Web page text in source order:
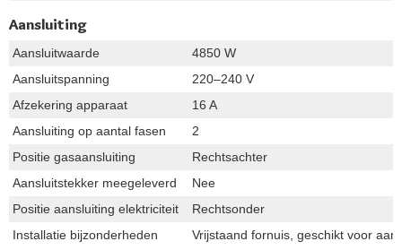
Aansluiting
Aansluitwaarde
4850 W
Aansluitspanning
220–240 V
Afzekering apparaat
16 A
Aansluiting op aantal fasen
2
Positie gasaansluiting
Rechtsachter
Aansluitstekker meegeleverd
Nee
Positie aansluiting elektriciteit
Rechtsonder
Installatie bijzonderheden
Vrijstaand fornuis, geschikt voor